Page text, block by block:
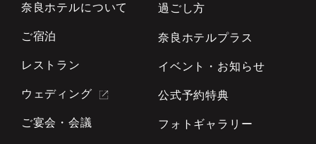
奈良ホテルについて
ご宿泊
レストラン
ウェディング
ご宴会・会議
過ごし方
奈良ホテルプラス
イベント・お知らせ
公式予約特典
フォトギャラリー